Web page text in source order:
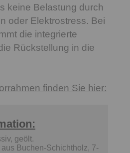
keine Belastung durch
oder Elektrostress. Bei
die integrierte
Rückstellung in die
finden Sie hier:
geölt.
Buchen-Schichtholz, 7-